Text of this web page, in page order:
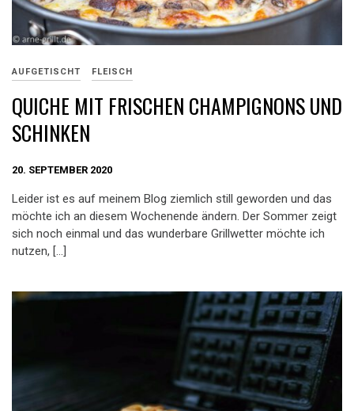
AUFGETISCHT FLEISCH
QUICHE MIT FRISCHEN CHAMPIGNONS UND
SCHINKEN
20. SEPTEMBER 2020
Leider ist es auf meinem Blog ziemlich still geworden und das
möchte ich an diesem Wochenende ändern. Der Sommer zeigt
sich noch einmal und das wunderbare Grillwetter möchte ich
nutzen, […]